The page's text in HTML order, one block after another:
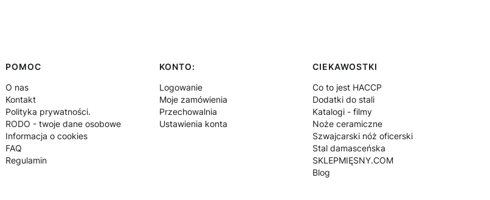
POMOC
O nas
Kontakt
Polityka prywatności.
RODO - twoje dane osobowe
Informacja o cookies
FAQ
Regulamin
KONTO:
Logowanie
Moje zamówienia
Przechowalnia
Ustawienia konta
CIEKAWOSTKI
Co to jest HACCP
Dodatki do stali
Katalogi - filmy
Noże ceramiczne
Szwajcarski nóż oficerski
Stal damasceńska
SKLEPMIĘSNY.COM
Blog